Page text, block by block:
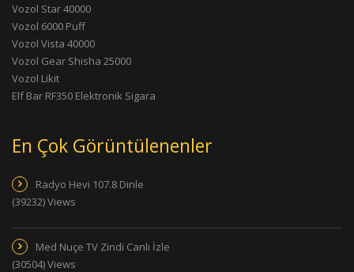
Vozol Star 40000
Vozol 6000 Puff
Vozol Vista 40000
Vozol Gear Shisha 25000
Vozol Likit
Elf Bar RF350 Elektronik Sigara
En Çok Görüntülenenler
Radyo Hevi 107.8 Dinle
(39232) Views
Med Nuçe TV Zindi Canlı İzle
(30504) Views